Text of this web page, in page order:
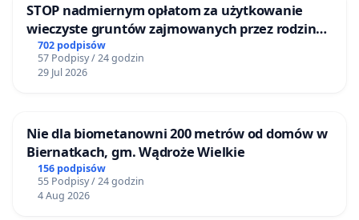
STOP nadmiernym opłatom za użytkowanie
wieczyste gruntów zajmowanych przez rodzinne
ogrody działkowe.
702 podpisów
57 Podpisy / 24 godzin
29 Jul 2026
Nie dla biometanowni 200 metrów od domów w
Biernatkach, gm. Wądroże Wielkie
156 podpisów
55 Podpisy / 24 godzin
4 Aug 2026